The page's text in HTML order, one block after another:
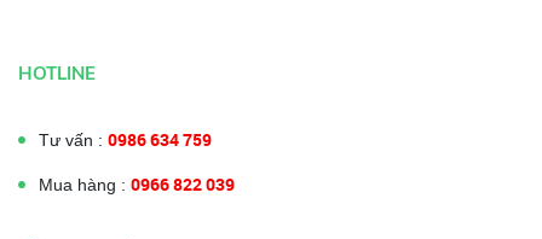
HOTLINE
Tư vấn : 0986 634 759
Mua hàng : 0966 822 039